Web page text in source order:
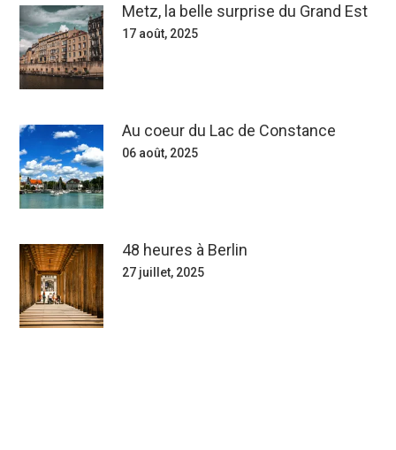
Metz, la belle surprise du Grand Est
17 août, 2025
Au coeur du Lac de Constance
06 août, 2025
48 heures à Berlin
27 juillet, 2025